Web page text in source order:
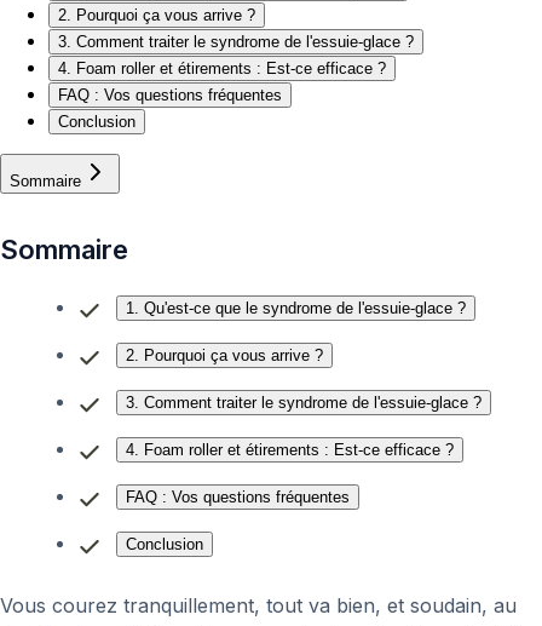
2. Pourquoi ça vous arrive ?
3. Comment traiter le syndrome de l'essuie-glace ?
4. Foam roller et étirements : Est-ce efficace ?
FAQ : Vos questions fréquentes
Conclusion
Sommaire
Sommaire
1. Qu'est-ce que le syndrome de l'essuie-glace ?
2. Pourquoi ça vous arrive ?
3. Comment traiter le syndrome de l'essuie-glace ?
4. Foam roller et étirements : Est-ce efficace ?
FAQ : Vos questions fréquentes
Conclusion
Vous courez tranquillement, tout va bien, et soudain, au